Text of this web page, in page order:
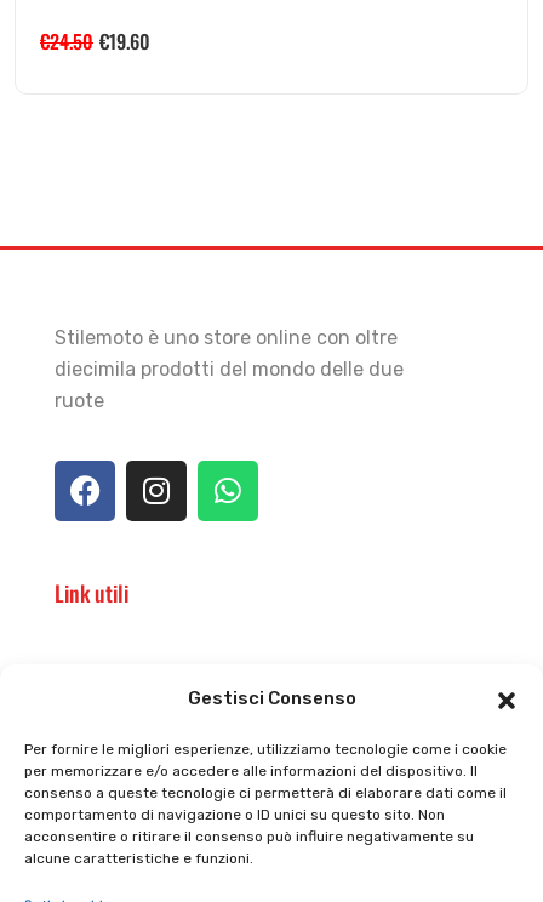
Gestisci Consenso
Per fornire le migliori esperienze, utilizziamo tecnologie come i cookie
per memorizzare e/o accedere alle informazioni del dispositivo. Il
consenso a queste tecnologie ci permetterà di elaborare dati come il
comportamento di navigazione o ID unici su questo sito. Non
acconsentire o ritirare il consenso può influire negativamente su
alcune caratteristiche e funzioni.
€24.50 €19.60
Stilemoto è uno store online con oltre
diecimila prodotti del mondo delle due
ruote
Link utili
Privacy policy
Cookie policy
Tutti prodotti
Termini e condizioni